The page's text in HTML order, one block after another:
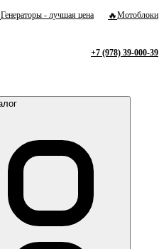
Генераторы - лучшая цена 🔥Мотоблоки
+7 (978) 39-000-39